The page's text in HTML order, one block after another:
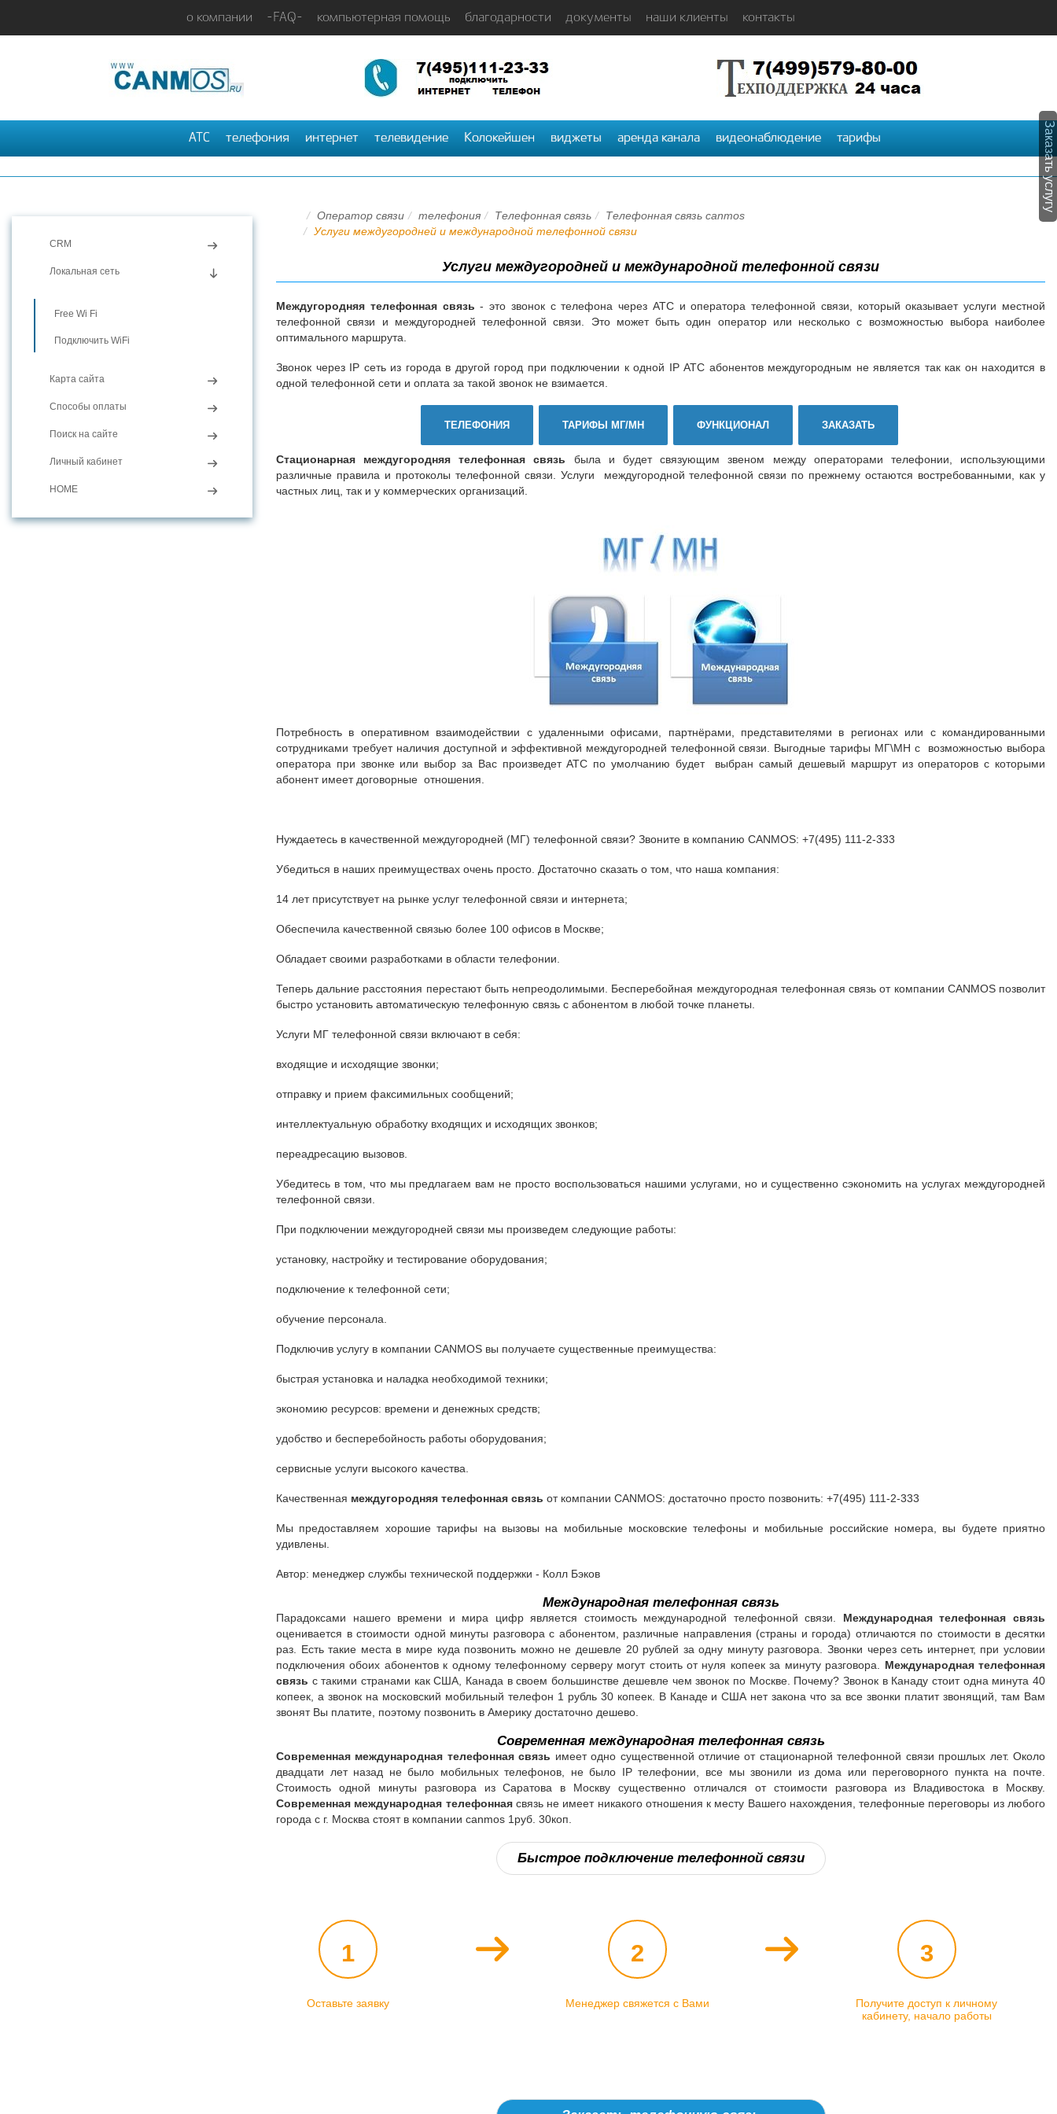
Заказать услугу
о компании -FAQ- компьютерная помощь благодарности документы наши клиенты контакты
АТС телефония интернет телевидение Колокейшен виджеты аренда канала видеонаблюдение тарифы
CRM
Локальная сеть
Free Wi Fi
Подключить WiFi
Карта сайта
Способы оплаты
Поиск на сайте
Личный кабинет
HOME
Оператор связи телефония Телефонная связь
Телефонная связь canmos
Услуги междугородней и международной телефонной связи
Услуги междугородней и международной телефонной связи
Междугородняя телефонная связь - это звонок с телефона через АТС и оператора телефонной связи, который оказывает услуги местной
телефонной связи и междугородней телефонной связи. Это может быть один оператор или несколько с возможностью выбора наиболее
оптимального маршрута.
Звонок через IP сеть из города в другой город при подключении к одной IP АТС абонентов междугородным не является так как он находится в
одной телефонной сети и оплата за такой звонок не взимается.
ТЕЛЕФОНИЯ ТАРИФЫ МГ/МН ФУНКЦИОНАЛ ЗАКАЗАТЬ
Стационарная междугородняя телефонная связь была и будет связующим звеном между операторами телефонии, использующими
различные правила и протоколы телефонной связи. Услуги междугородной телефонной связи по прежнему остаются востребованными, как у
частных лиц, так и у коммерческих организаций.
Потребность в оперативном взаимодействии с удаленными офисами, партнёрами, представителями в регионах или с командированными
сотрудниками требует наличия доступной и эффективной междугородней телефонной связи. Выгодные тарифы МГ\МН с возможностью выбора
оператора при звонке или выбор за Вас произведет АТС по умолчанию будет выбран самый дешевый маршрут из операторов с которыми
абонент имеет договорные отношения.
Нуждаетесь в качественной междугородней (МГ) телефонной связи? Звоните в компанию CANMOS: +7(495) 111-2-333
Убедиться в наших преимуществах очень просто. Достаточно сказать о том, что наша компания:
14 лет присутствует на рынке услуг телефонной связи и интернета;
Обеспечила качественной связью более 100 офисов в Москве;
Обладает своими разработками в области телефонии.
Теперь дальние расстояния перестают быть непреодолимыми. Бесперебойная междугородная телефонная связь от компании CANMOS позволит
быстро установить автоматическую телефонную связь с абонентом в любой точке планеты.
Услуги МГ телефонной связи включают в себя:
входящие и исходящие звонки;
отправку и прием факсимильных сообщений;
интеллектуальную обработку входящих и исходящих звонков;
переадресацию вызовов.
Убедитесь в том, что мы предлагаем вам не просто воспользоваться нашими услугами, но и существенно сэкономить на услугах междугородней
телефонной связи.
При подключении междугородней связи мы произведем следующие работы:
установку, настройку и тестирование оборудования;
подключение к телефонной сети;
обучение персонала.
Подключив услугу в компании CANMOS вы получаете существенные преимущества:
быстрая установка и наладка необходимой техники;
экономию ресурсов: времени и денежных средств;
удобство и бесперебойность работы оборудования;
сервисные услуги высокого качества.
Качественная междугородняя телефонная связь от компании CANMOS: достаточно просто позвонить: +7(495) 111-2-333
Мы предоставляем хорошие тарифы на вызовы на мобильные московские телефоны и мобильные российские номера, вы будете приятно
удивлены.
Автор: менеджер службы технической поддержки - Колл Бэков
Международная телефонная связь
Парадоксами нашего времени и мира цифр является стоимость международной телефонной связи. Международная телефонная связь
оценивается в стоимости одной минуты разговора с абонентом, различные направления (страны и города) отличаются по стоимости в десятки
раз. Есть такие места в мире куда позвонить можно не дешевле 20 рублей за одну минуту разговора. Звонки через сеть интернет, при условии
подключения обоих абонентов к одному телефонному серверу могут стоить от нуля копеек за минуту разговора. Международная телефонная
связь с такими странами как США, Канада в своем большинстве дешевле чем звонок по Москве. Почему? Звонок в Канаду стоит одна минута 40
копеек, а звонок на московский мобильный телефон 1 рубль 30 копеек. В Канаде и США нет закона что за все звонки платит звонящий, там Вам
звонят Вы платите, поэтому позвонить в Америку достаточно дешево.
Современная международная телефонная связь
Современная международная телефонная связь имеет одно существенной отличие от стационарной телефонной связи прошлых лет. Около
двадцати лет назад не было мобильных телефонов, не было IP телефонии, все мы звонили из дома или переговорного пункта на почте.
Стоимость одной минуты разговора из Саратова в Москву существенно отличался от стоимости разговора из Владивостока в Москву.
Современная международная телефоннаясвязь не имеет никакого отношения к месту Вашего нахождения, телефонные переговоры из любого
города с г. Москва стоят в компании canmos 1руб. 30коп.
Быстрое подключение телефонной связи
1 2 3
Оставьте заявку Менеджер свяжется с Вами
Получите доступ к личному
кабинету, начало работы